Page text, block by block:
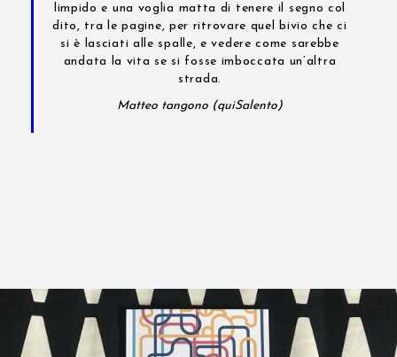
limpido e una voglia matta di tenere il segno col
dito, tra le pagine, per ritrovare quel bivio che ci
si è lasciati alle spalle, e vedere come sarebbe
andata la vita se si fosse imboccata un’altra
strada.
Matteo tangono (quiSalento)